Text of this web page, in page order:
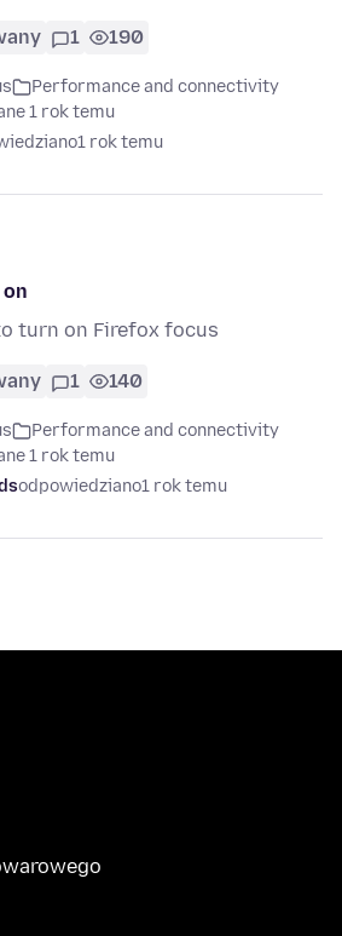
1 190
Performance and connectivity
1 rok temu
1 rok temu
turn on Firefox focus
1 140
Performance and connectivity
1 rok temu
odpowiedziano1 rok temu